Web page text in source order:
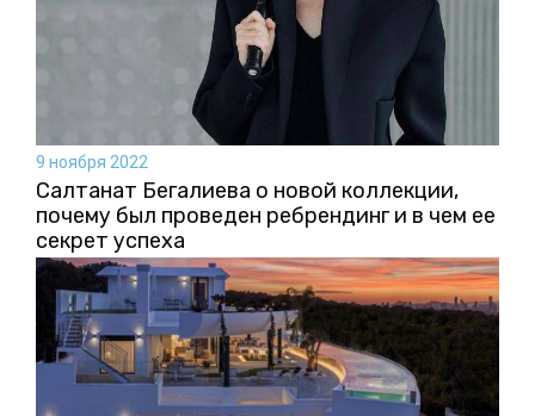
9 ноября 2022
Салтанат Бегалиева о новой коллекции,
почему был проведен ребрендинг и в чем ее
секрет успеха